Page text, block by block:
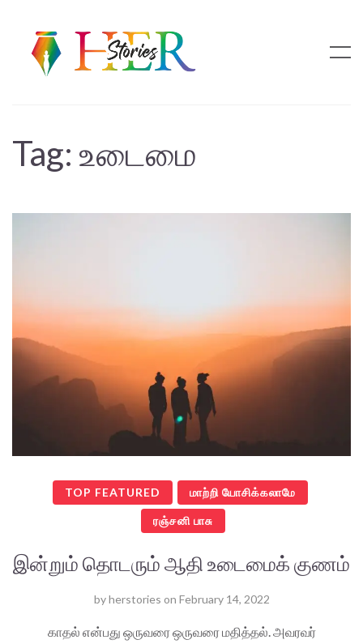
Tag: உடைமை
TOP FEATURED மாற்றி யோசிக்கலாமே
ரஞ்சனி பாசு
இன்றும் தொடரும் ஆதி உடைமைக் குணம்
byherstories on February 14, 2022
காதல் என்பது ஒருவரை ஒருவரை மதித்தல். அவரவர்